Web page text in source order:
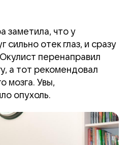
заметила, что у
сильно отек глаз, и сразу
перенаправил
а тот рекомендовал
мозга. Увы,
опухоль.